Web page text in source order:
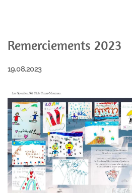
Remerciements 2023
19.08.2023
AGRANDIR